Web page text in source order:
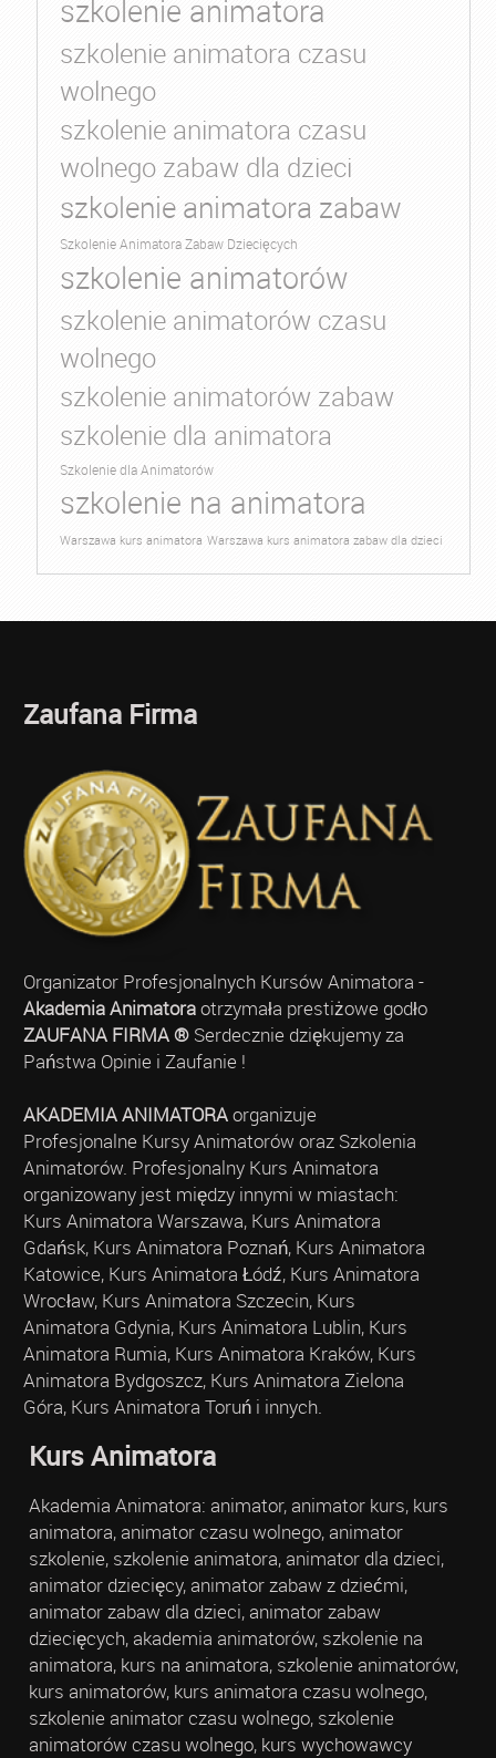
szkolenie animatora
szkolenie animatora czasu
wolnego
szkolenie animatora czasu
wolnego zabaw dla dzieci
szkolenie animatora zabaw
Szkolenie Animatora Zabaw Dziecięcych
szkolenie animatorów
szkolenie animatorów czasu
wolnego
szkolenie animatorów zabaw
szkolenie dla animatora
Szkolenie dla Animatorów
szkolenie na animatora
Warszawa kurs animatora Warszawa kurs animatora zabaw dla dzieci
Zaufana Firma
Organizator Profesjonalnych Kursów Animatora -
Akademia Animatoraotrzymała prestiżowe godło
ZAUFANA FIRMA ®Serdecznie dziękujemy za
Państwa Opinie i Zaufanie !
AKADEMIA ANIMATORAorganizuje
Profesjonalne Kursy Animatorów oraz Szkolenia
Animatorów. Profesjonalny Kurs Animatora
organizowany jest między innymi w miastach:
Kurs Animatora Warszawa, Kurs Animatora
Gdańsk, Kurs Animatora Poznań, Kurs Animatora
Katowice, Kurs Animatora Łódź, Kurs Animatora
Wrocław, Kurs Animatora Szczecin, Kurs
Animatora Gdynia, Kurs Animatora Lublin, Kurs
Animatora Rumia, Kurs Animatora Kraków, Kurs
Animatora Bydgoszcz, Kurs Animatora Zielona
Góra, Kurs Animatora Toruń i innych.
Kurs Animatora
Akademia Animatora: animator, animator kurs, kurs
animatora, animator czasu wolnego, animator
szkolenie, szkolenie animatora, animator dla dzieci,
animator dziecięcy, animator zabaw z dziećmi,
animator zabaw dla dzieci, animator zabaw
dziecięcych, akademia animatorów, szkolenie na
animatora, kurs na animatora, szkolenie animatorów,
kurs animatorów, kurs animatora czasu wolnego,
szkolenie animator czasu wolnego, szkolenie
animatorów czasu wolnego, kurs wychowawcy